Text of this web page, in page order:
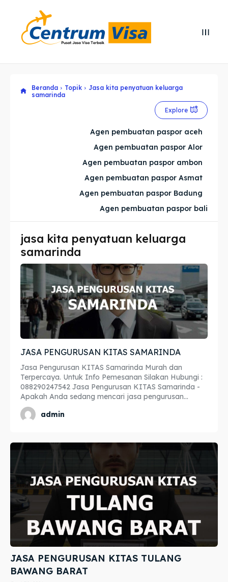
Explore our destinations
Imta
Legalisir
Apostille
Penerjemah
Asuransi
Explore our destinations
Imta
Legalisir
Apostille
Penerjemah
Asuransi
Beranda Topik
Jasa kita penyatuan keluarga
samarinda
Explore
Agen pembuatan paspor aceh
Agen pembuatan paspor Alor
Agen pembuatan paspor ambon
Agen pembuatan paspor Asmat
Agen pembuatan paspor Badung
Agen pembuatan paspor bali
jasa kita penyatuan keluarga
samarinda
JASA PENGURUSAN KITAS SAMARINDA
Jasa Pengurusan KITAS Samarinda Murah dan
Terpercaya. Untuk Info Pemesanan Silakan Hubungi :
088290247542 Jasa Pengurusan KITAS Samarinda -
Apakah Anda sedang mencari jasa pengurusan...
admin
JASA PENGURUSAN KITAS TULANG
BAWANG BARAT